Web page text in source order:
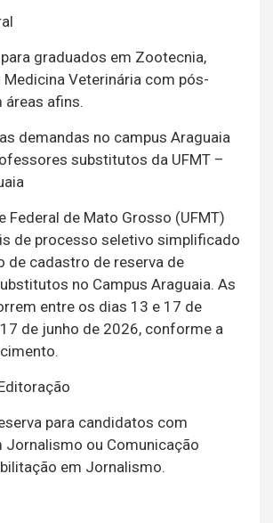
graduados em Zootecnia,
Veterinária com pós-
áreas afins.
demandas no campus Araguaia
substitutos da UFMT –
Federal de Mato Grosso (UFMT)
de processo seletivo simplificado
de cadastro de reserva de
no Campus Araguaia. As
entre os dias 13 e 17 de
de junho de 2026, conforme a
para candidatos com
Jornalismo ou Comunicação
em Jornalismo.